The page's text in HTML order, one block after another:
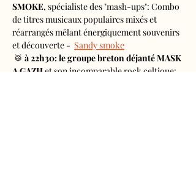
SMOKE, spécialiste des "mash-ups": Combo
de titres musicaux populaires mixés et
réarrangés mêlant énergiquement souvenirs
et découverte - Sandy smoke
🥁 à 22h30: le groupe breton déjanté MASK
A GAZH et son incomparable rock celtique: